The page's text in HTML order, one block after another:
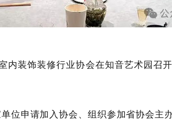
内装饰装修行业协会在知音艺术园召
位申请加入协会、 组织参加省协会主